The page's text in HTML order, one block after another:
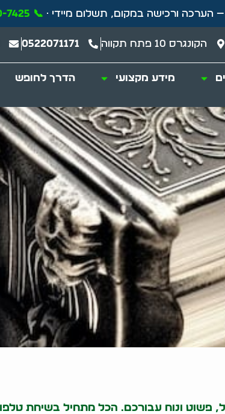
הערכה ורכישה במקום, תשלום מיידי · 📞 072-330-7425 חייגו עכשיו
הקונגרס 10 פתח תקווה 0522071171
מידע מקצועי הדרך לחופש
פשוט ונוח עבורכם. הכל מתחיל בשיחת